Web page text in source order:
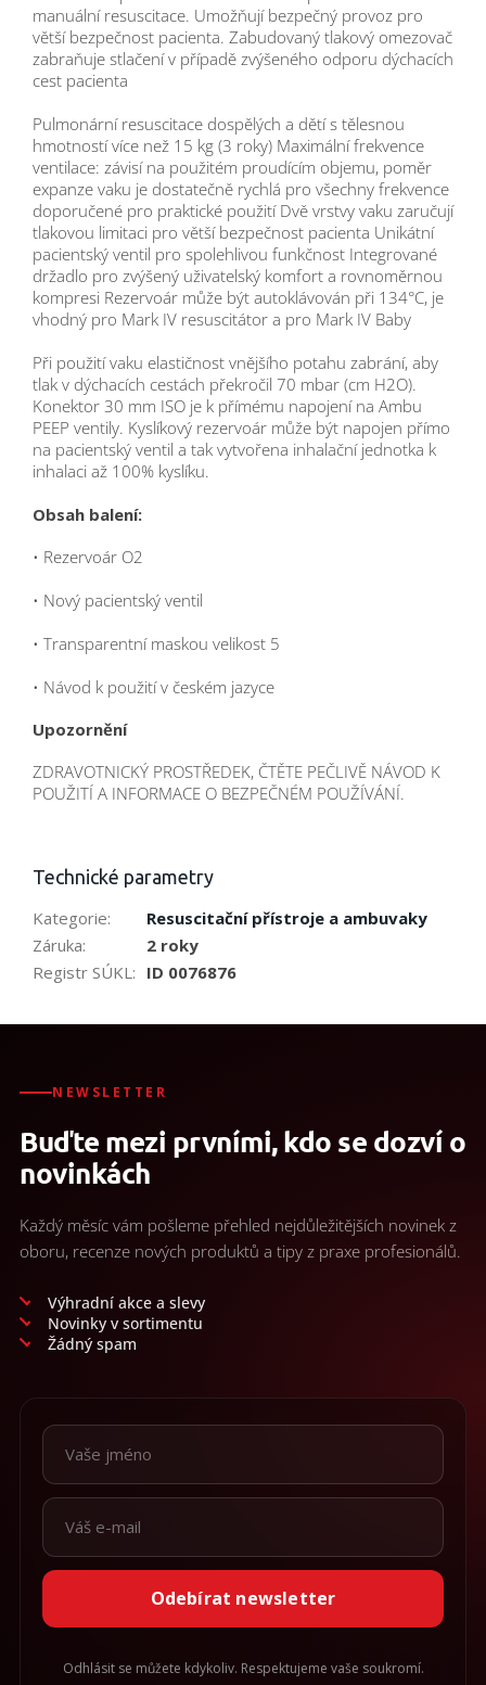
manuální resuscitace. Umožňují bezpečný provoz pro
větší bezpečnost pacienta. Zabudovaný tlakový omezovač
zabraňuje stlačení v případě zvýšeného odporu dýchacích
cest pacienta
Pulmonární resuscitace dospělých a dětí s tělesnou
hmotností více než 15 kg (3 roky) Maximální frekvence
ventilace: závisí na použitém proudícím objemu, poměr
expanze vaku je dostatečně rychlá pro všechny frekvence
doporučené pro praktické použití Dvě vrstvy vaku zaručují
tlakovou limitaci pro větší bezpečnost pacienta Unikátní
pacientský ventil pro spolehlivou funkčnost Integrované
držadlo pro zvýšený uživatelský komfort a rovnoměrnou
kompresi Rezervoár může být autoklávován při 134°C, je
vhodný pro Mark IV resuscitátor a pro Mark IV Baby
Při použití vaku elastičnost vnějšího potahu zabrání, aby
tlak v dýchacích cestách překročil 70 mbar (cm H2O).
Konektor 30 mm ISO je k přímému napojení na Ambu
PEEP ventily. Kyslíkový rezervoár může být napojen přímo
na pacientský ventil a tak vytvořena inhalační jednotka k
inhalaci až 100% kyslíku.
Obsah balení:
• Rezervoár O2
• Nový pacientský ventil
• Transparentní maskou velikost 5
• Návod k použití v českém jazyce
Upozornění
ZDRAVOTNICKÝ PROSTŘEDEK, ČTĚTE PEČLIVĚ NÁVOD K
POUŽITÍ A INFORMACE O BEZPEČNÉM POUŽÍVÁNÍ.
Technické parametry
Kategorie:
Resuscitační přístroje a ambuvaky
Záruka:
2 roky
Registr SÚKL : ID 0076876
NEWSLETTER
Buďte mezi prvními, kdo se dozví o
novinkách
Každý měsíc vám pošleme přehled nejdůležitějších novinek z
oboru, recenze nových produktů a tipy z praxe profesionálů.
Výhradní akce a slevy
Novinky v sortimentu
Žádný spam
Odebírat newsletter
Odhlásit se můžete kdykoliv. Respektujeme vaše soukromí.